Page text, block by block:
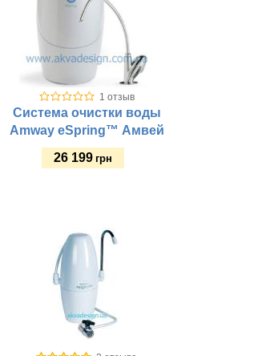
1 отзыв
Система очистки воды
Amway eSpring™ Амвей
26 199 грн
Класс фильтра:
Этапы очистки: